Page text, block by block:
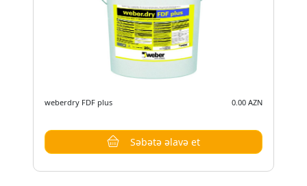
weberdry FDF plus 0.00 AZN
Səbətə əlavə et